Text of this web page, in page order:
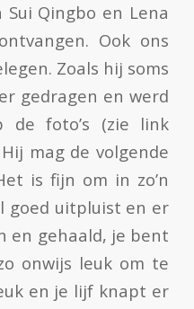
Qingbo en Lena
Ook ons
Zoals hij soms
gedragen en werd
de foto’s (zie link
Hij mag de volgende
is fijn om in zo’n
goed uitpluist en er
en gehaald, je bent
onwijs leuk om te
en je lijf knapt er